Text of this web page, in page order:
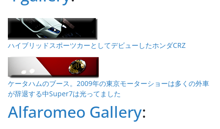
ハイブリッドスポーツカーとしてデビューしたホンダCRZ
ケータハムのブース。2009年の東京モーターショーは多くの外車
が辞退する中Super7は光ってました
Alfaromeo Gallery: